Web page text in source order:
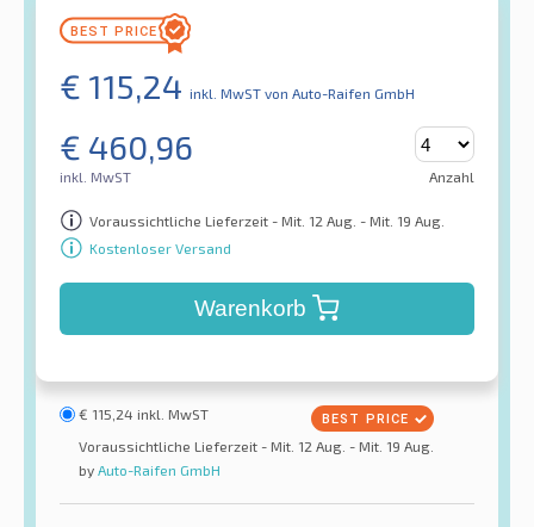
€ 115,24 inkl. MwST von Auto-Raifen GmbH
€ 460,96
inkl. MwST Anzahl
Voraussichtliche Lieferzeit - Mit. 12 Aug. - Mit. 19 Aug.
Kostenloser Versand
Warenkorb
€ 115,24 inkl. MwST
Voraussichtliche Lieferzeit - Mit. 12 Aug. - Mit. 19 Aug.
by Auto-Raifen GmbH